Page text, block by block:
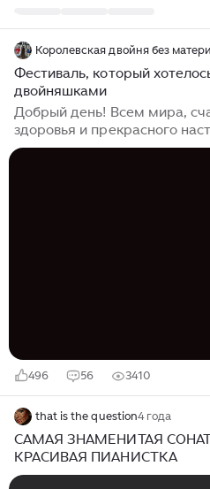
Королевская двойня без
Фестиваль, который
двойняшками
Добрый день! Всем мира,
здоровья и прекрасного
продолжим беседу про
496 56 3410
that is the question4 года
САМАЯ ЗНАМЕНИТАЯ
КРАСИВАЯ ПИАНИСТКА